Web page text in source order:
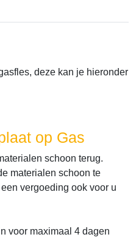
deze kan je hieronder
op Gas
schoon terug.
materialen schoon te
vergoeding ook voor u
voor maximaal 4 dagen